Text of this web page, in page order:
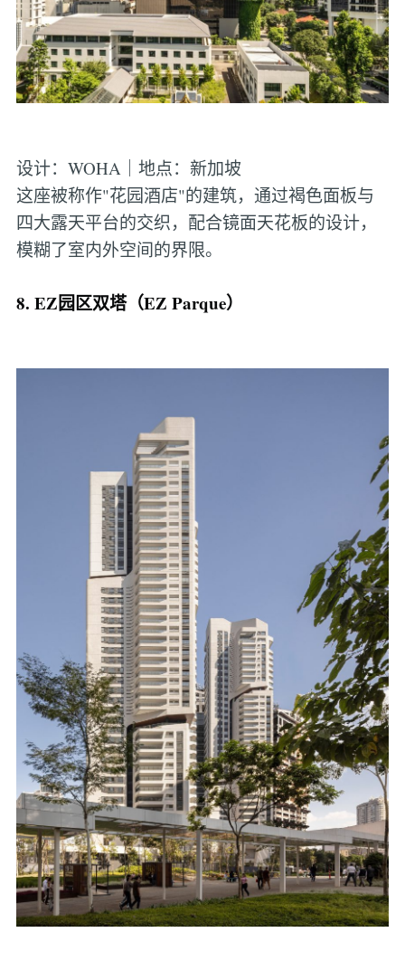
设计：WOHA｜地点：新加坡
这座被称作"花园酒店"的建筑，通过褐色面板与
四大露天平台的交织，配合镜面天花板的设计，
模糊了室内外空间的界限。
8. EZ园区双塔（EZ Parque）